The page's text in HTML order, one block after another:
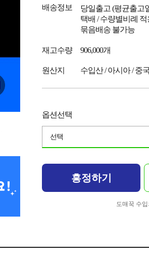
배송정보 당일출고 (평균출고
택배 / 수량별비례
묶음배송 불가능
재고수량 906,000개
원산지 수입산 / 아시아 / 중
옵션선택
선택
흥정하기
도매꾹 수